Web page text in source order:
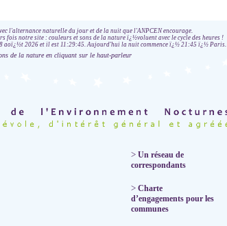
l'alternance naturelle du jour et de la nuit que l'ANPCEN encourage.
fois notre site : couleurs et sons de la nature ï¿½voluent avec le cycle des heures !
aoï¿½t 2026 et il est11:29:46.Aujourd'hui la nuit commence ï¿½ 21:45 ï¿½ Paris.
de la nature en cliquant sur le haut-parleur
> Un réseau de
correspondants
> Charte
d’engagements pour les
communes